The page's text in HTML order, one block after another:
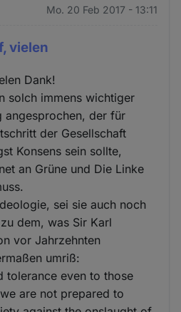
Mo. 20 Feb 2017 - 13:11
vielen
Dank!
solch immens wichtiger
angesprochen, der für
der Gesellschaft
Konsens sein sollte,
an Grüne und Die Linke
sei sie auch noch
dem, was Sir Karl
vor Jahrzehnten
umriß:
tolerance even to those
are not prepared to